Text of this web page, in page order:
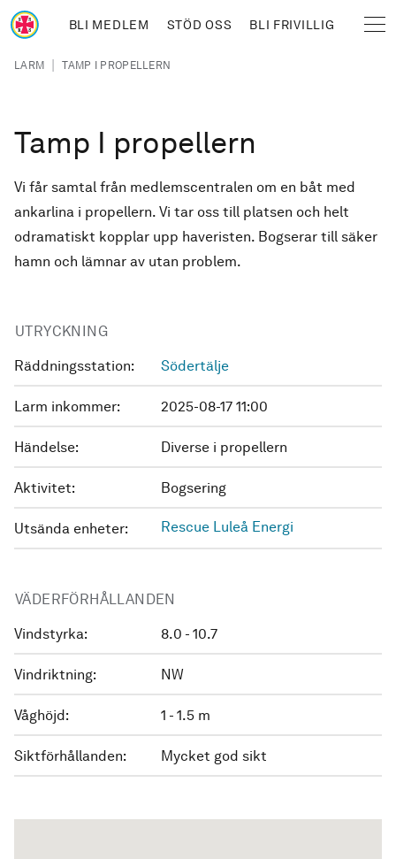
Hoppa till huvudinnehåll
BLI MEDLEM STÖD OSS BLI FRIVILLIG
Länkstig
LARM | TAMP I PROPELLERN
Tamp I propellern
Vi får samtal från medlemscentralen om en båt med
ankarlina i propellern. Vi tar oss till platsen och helt
odramatiskt kopplar upp haveristen. Bogserar till säker
hamn och lämnar av utan problem.
UTRYCKNING
Räddningsstation: Södertälje
Larm inkommer: 2025-08-17 11:00
Händelse: Diverse i propellern
Aktivitet: Bogsering
Utsända enheter: Rescue Luleå Energi
VÄDERFÖRHÅLLANDEN
Vindstyrka: 8.0 - 10.7
Vindriktning: NW
Våghöjd: 1 - 1.5 m
Siktförhållanden: Mycket god sikt